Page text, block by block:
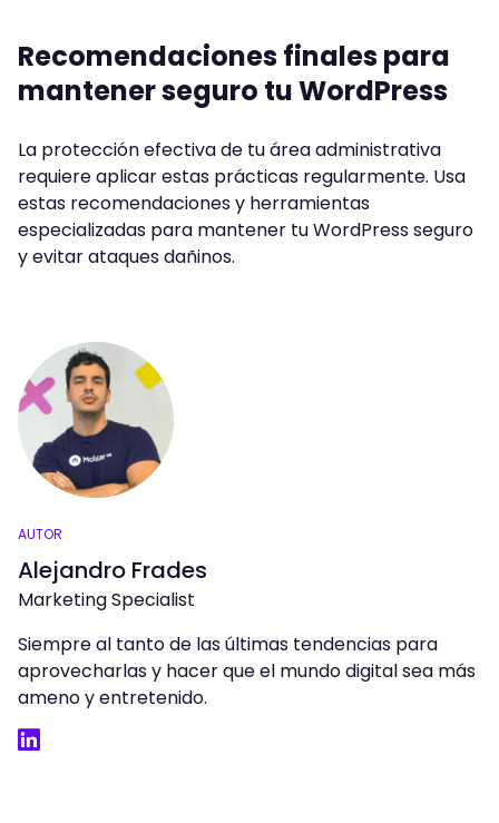
Recomendaciones finales para
mantener seguro tu WordPress
La protección efectiva de tu área administrativa
requiere aplicar estas prácticas regularmente. Usa
estas recomendaciones y herramientas
especializadas para mantener tu WordPress seguro
y evitar ataques dañinos.
AUTOR
Alejandro Frades
Marketing Specialist
Siempre al tanto de las últimas tendencias para
aprovecharlas y hacer que el mundo digital sea más
ameno y entretenido.